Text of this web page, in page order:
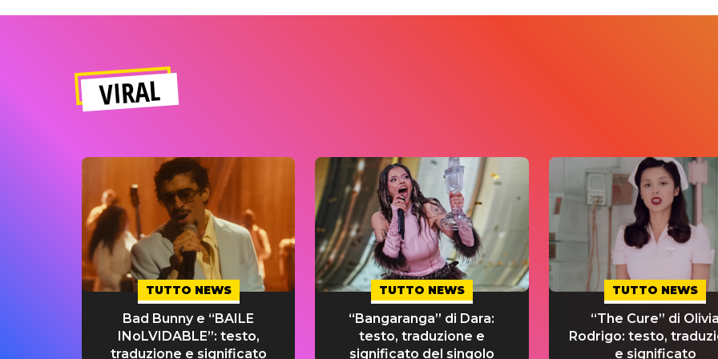
VIRAL
TUTTO NEWS
Bad Bunny e “BAILE
INoLVIDABLE”: testo,
traduzione e significato
TUTTO NEWS
“Bangaranga” di Dara:
testo, traduzione e
significato del singolo
TUTTO NEWS
“The Cure” di Olivia
Rodrigo: testo,
e significato